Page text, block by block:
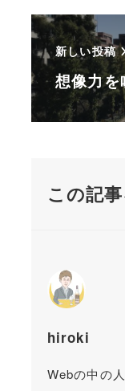
新しい投稿
想像力を
この記
hiroki
Webの中の